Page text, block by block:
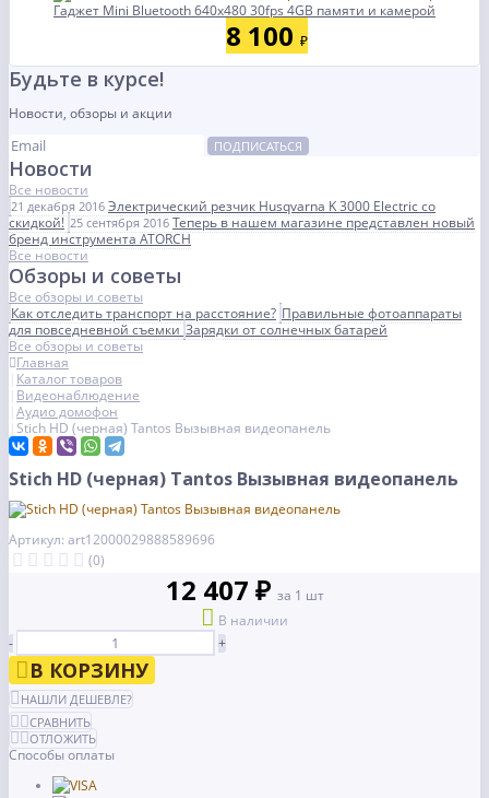
Гаджет Mini Bluetooth 640x480 30fps 4GB памяти и камерой
8 100 ₽
Будьте в курсе!
Новости, обзоры и акции
ПОДПИСАТЬСЯ
Новости
Все новости
21 декабря 2016 Электрический резчик Husqvarna K 3000 Electric со
скидкой! 25 сентября 2016 Теперь в нашем магазине представлен новый
бренд инструмента ATORCH
Все новости
Обзоры и советы
Все обзоры и советы
Как отследить транспорт на расстояние? Правильные фотоаппараты
для повседневной съемкиЗарядки от солнечных батарей
Все обзоры и советы
Главная
Каталог товаров
Видеонаблюдение
Аудио домофон
Stich HD (черная) Tantos Вызывная видеопанель
Stich HD (черная) Tantos Вызывная видеопанель
Артикул: art12000029888589696
(0)
12 407 ₽ за 1 шт
В наличии
-
+
В КОРЗИНУ
НАШЛИ ДЕШЕВЛЕ?
СРАВНИТЬ
ОТЛОЖИТЬ
Способы оплаты